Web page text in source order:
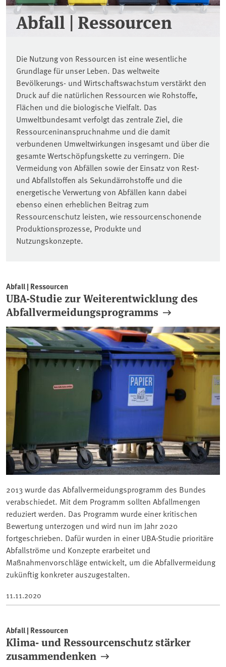
Abfall | Ressourcen
Die Nutzung von Ressourcen ist eine wesentliche
Grundlage für unser Leben. Das weltweite
Bevölkerungs- und Wirtschaftswachstum verstärkt den
Druck auf die natürlichen Ressourcen wie Rohstoffe,
Flächen und die biologische Vielfalt. Das
Umweltbundesamt verfolgt das zentrale Ziel, die
Ressourceninanspruchnahme und die damit
verbundenen Umweltwirkungen insgesamt und über die
gesamte Wertschöpfungskette zu verringern. Die
Vermeidung von Abfällen sowie der Einsatz von Rest-
und Abfallstoffen als Sekundärrohstoffe und die
energetische Verwertung von Abfällen kann dabei
ebenso einen erheblichen Beitrag zum
Ressourcenschutz leisten, wie ressourcenschonende
Produktionsprozesse, Produkte und
Nutzungskonzepte.
Abfall | Ressourcen
UBA-Studie zur Weiterentwicklung des
Abfallvermeidungsprogramms
2013 wurde das Abfallvermeidungsprogramm des Bundes
verabschiedet. Mit dem Programm sollten Abfallmengen
reduziert werden. Das Programm wurde einer kritischen
Bewertung unterzogen und wird nun im Jahr 2020
fortgeschrieben. Dafür wurden in einer UBA-Studie prioritäre
Abfallströme und Konzepte erarbeitet und
Maßnahmenvorschläge entwickelt, um die Abfallvermeidung
zukünftig konkreter auszugestalten.
11.11.2020
Abfall | Ressourcen
Klima- und Ressourcenschutz stärker
zusammendenken